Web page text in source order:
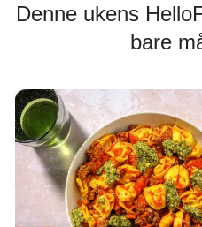
Denne ukens
bare